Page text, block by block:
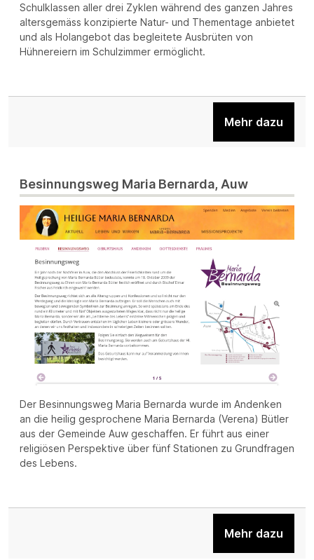
Schulklassen aller drei Zyklen während des ganzen Jahres
altersgemäss konzipierte Natur- und Thementage anbietet
und als Holangebot das begleitete Ausbrüten von
Hühnereiern im Schulzimmer ermöglicht.
Mehr dazu
Besinnungsweg Maria Bernarda, Auw
Der Besinnungsweg Maria Bernarda wurde im Andenken
an die heilig gesprochene Maria Bernarda (Verena) Bütler
aus der Gemeinde Auw geschaffen. Er führt aus einer
religiösen Perspektive über fünf Stationen zu Grundfragen
des Lebens.
Mehr dazu